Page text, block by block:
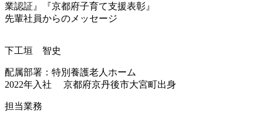
業認証』『京都府子育て支援表彰』
先輩社員からのメッセージ
下工垣 智史
配属部署：特別養護老人ホーム
2022年入社 京都府京丹後市大宮町出身
担当業務